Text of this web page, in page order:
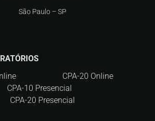
São Paulo – SP
CPA-20 Online
CPA-10 Presencial
CPA-20 Presencial